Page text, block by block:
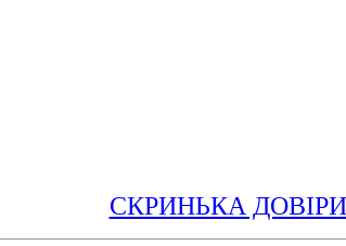
СКРИНЬКА ДОВІРИ